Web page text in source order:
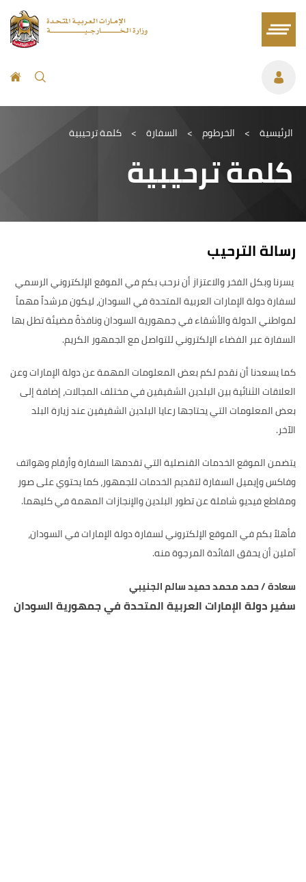
الرئيسية > الخرطوم > السفارة > كلمة ترحيبية
كلمة ترحيبية
رسالة الترحيب
يسرنا وبكل الفخر والاعتزاز أن نرحب بكم في الموقع الإلكتروني الرسمي
لسفارة دولة الإمارات العربية المتحدة في السودان، ليكون مرشداً مهماً
لمواطني الدولة والأشقاء في جمهورية السودان ونافذةً مضيئة تطل بها
السفارة عبر الفضاء الإلكتروني للتواصل مع الجمهور الكريم.
كما يسعدنا أن نقدم لكم بعض المعلومات المهمة عن دولة الإمارات وعن
العلاقات الثنائية بين البلدين الشقيقين في مختلف المجالات، إضافة إلى
بعض المعلومات التي يحتاجها رعايا البلدين الشقيقين عند زيارة البلد
الآخر.
يتضمن الموقع الخدمات القنصلية التي تقدمها السفارة وأرقام وهواتف
وفاكس وإيميل السفارة لتقديم الخدمات للجمهور، كما يحتوي على صور
ومقاطع فيديو شاملة عن تطور البلدين والإنجازات المهمة في كليهما.
فأهلاً بكم في الموقع الإلكتروني لسفارة دولة الإمارات في السودان،
آملين أن يحقق الفائدة المرجوة منه.
سعادة / حمد محمد حميد سالم الجنيبي
سفير دولة الإمارات العربية المتحدة في جمهورية السودان